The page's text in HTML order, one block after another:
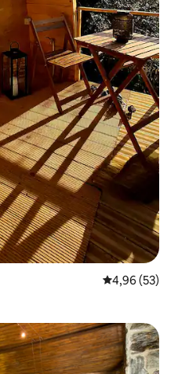
4,96 (53)